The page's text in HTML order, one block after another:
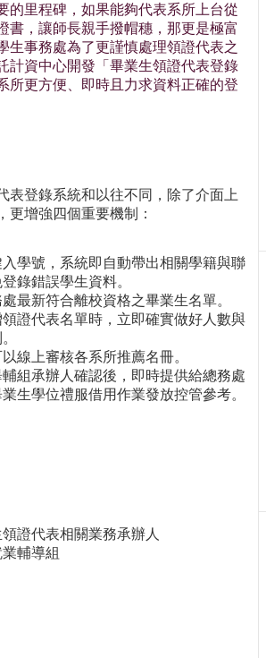
的里程碑，如果能夠代表系所上台從
書，讓師長親手撥帽穗，那更是極富
生事務處為了更謹慎處理領證代表之
計資中心開發「畢業生領證代表登錄
所更方便、即時且力求資料正確的登
表登錄系統和以往不同，除了介面上
更增強四個重要機制：
學號，系統即自動帶出相關學籍與聯
錄錯誤學生資料。
最新符合離校資格之畢業生名單。
證代表名單時，立即確實做好人數與
以線上審核各系所推薦名冊。
組承辦人確認後，即時提供給總務處
生學位禮服借用作業發放控管參考。
證代表相關業務承辦人
輔導組